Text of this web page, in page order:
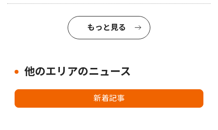
もっと見る
他のエリアのニュース
新着記事